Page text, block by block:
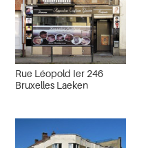
Rue Léopold Ier 246
Bruxelles Laeken